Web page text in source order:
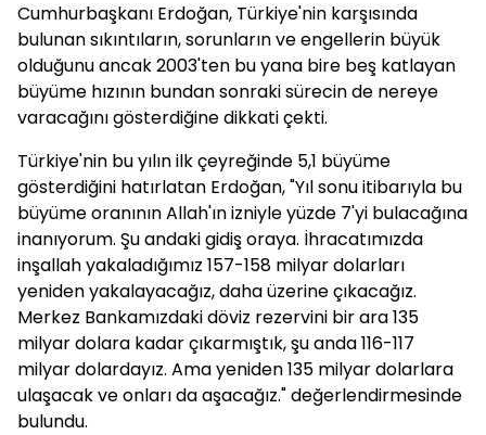
Cumhurbaşkanı Erdoğan, Türkiye'nin karşısında
bulunan sıkıntıların, sorunların ve engellerin büyük
olduğunu ancak 2003'ten bu yana bire beş katlayan
büyüme hızının bundan sonraki sürecin de nereye
varacağını gösterdiğine dikkati çekti.
Türkiye'nin bu yılın ilk çeyreğinde 5,1 büyüme
gösterdiğini hatırlatan Erdoğan, "Yıl sonu itibarıyla bu
büyüme oranının Allah'ın izniyle yüzde 7'yi bulacağına
inanıyorum. Şu andaki gidiş oraya. İhracatımızda
inşallah yakaladığımız 157-158 milyar dolarları
yeniden yakalayacağız, daha üzerine çıkacağız.
Merkez Bankamızdaki döviz rezervini bir ara 135
milyar dolara kadar çıkarmıştık, şu anda 116-117
milyar dolardayız. Ama yeniden 135 milyar dolarlara
ulaşacak ve onları da aşacağız." değerlendirmesinde
bulundu.